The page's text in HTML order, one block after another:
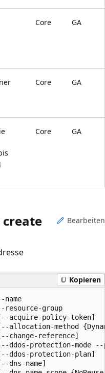
Core GA
Core GA
Core GA
Bearbeiten
Kopieren
resource-group
acquire-policy-token]
allocation-method
change-reference]
ddos-protection-mode
ddos-protection-plan]
dns-name]